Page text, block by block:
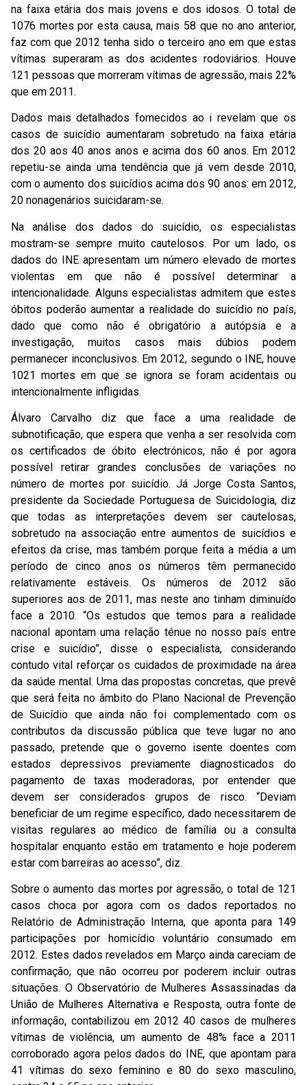
na faixa etária dos mais jovens e dos idosos. O total de
1076 mortes por esta causa, mais 58 que no ano anterior,
faz com que 2012 tenha sido o terceiro ano em que estas
vítimas superaram as dos acidentes rodoviários. Houve
121 pessoas que morreram vítimas de agressão, mais 22%
que em 2011.
Dados mais detalhados fornecidos ao i revelam que os
casos de suicídio aumentaram sobretudo na faixa etária
dos 20 aos 40 anos anos e acima dos 60 anos. Em 2012
repetiu-se ainda uma tendência que já vem desde 2010,
com o aumento dos suicídios acima dos 90 anos: em 2012,
20 nonagenários suicidaram-se.
Na análise dos dados do suicídio, os especialistas
mostram-se sempre muito cautelosos. Por um lado, os
dados do INE apresentam um número elevado de mortes
violentas em que não é possível determinar a
intencionalidade. Alguns especialistas admitem que estes
óbitos poderão aumentar a realidade do suicídio no país,
dado que como não é obrigatório a autópsia e a
investigação, muitos casos mais dúbios podem
permanecer inconclusivos. Em 2012, segundo o INE, houve
1021 mortes em que se ignora se foram acidentais ou
intencionalmente infligidas.
Álvaro Carvalho diz que face a uma realidade de
subnotificação, que espera que venha a ser resolvida com
os certificados de óbito electrónicos, não é por agora
possível retirar grandes conclusões de variações no
número de mortes por suicídio. Já Jorge Costa Santos,
presidente da Sociedade Portuguesa de Suicidologia, diz
que todas as interpretações devem ser cautelosas,
sobretudo na associação entre aumentos de suicídios e
efeitos da crise, mas também porque feita a média a um
período de cinco anos os números têm permanecido
relativamente estáveis. Os números de 2012 são
superiores aos de 2011, mas neste ano tinham diminuído
face a 2010. “Os estudos que temos para a realidade
nacional apontam uma relação ténue no nosso país entre
crise e suicídio”, disse o especialista, considerando
contudo vital reforçar os cuidados de proximidade na área
da saúde mental. Uma das propostas concretas, que prevê
que será feita no âmbito do Plano Nacional de Prevenção
de Suicídio que ainda não foi complementado com os
contributos da discussão pública que teve lugar no ano
passado, pretende que o governo isente doentes com
estados depressivos previamente diagnosticados do
pagamento de taxas moderadoras, por entender que
devem ser considerados grupos de risco. “Deviam
beneficiar de um regime específico, dado necessitarem de
visitas regulares ao médico de família ou a consulta
hospitalar enquanto estão em tratamento e hoje poderem
estar com barreiras ao acesso”, diz.
Sobre o aumento das mortes por agressão, o total de 121
casos choca por agora com os dados reportados no
Relatório de Administração Interna, que aponta para 149
participações por homicídio voluntário consumado em
2012. Estes dados revelados em Março ainda careciam de
confirmação, que não ocorreu por poderem incluir outras
situações. O Observatório de Mulheres Assassinadas da
União de Mulheres Alternativa e Resposta, outra fonte de
informação, contabilizou em 2012 40 casos de mulheres
vítimas de violência, um aumento de 48% face a 2011
corroborado agora pelos dados do INE, que apontam para
41 vítimas do sexo feminino e 80 do sexo masculino,